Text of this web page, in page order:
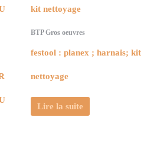
BTP Gros oeuvres
festool : planex ; harnais; kit
nettoyage
Lire la suite